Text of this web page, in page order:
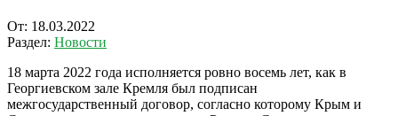
От: 18.03.2022
Раздел: Новости
18 марта 2022 года исполняется ровно восемь лет, как в
Георгиевском зале Кремля был подписан
межгосударственный договор, согласно которому Крым и